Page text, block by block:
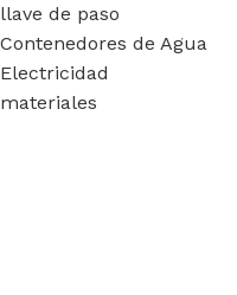
llave de paso
Contenedores de Agua
Electricidad
materiales